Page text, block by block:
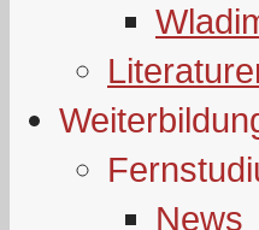
News